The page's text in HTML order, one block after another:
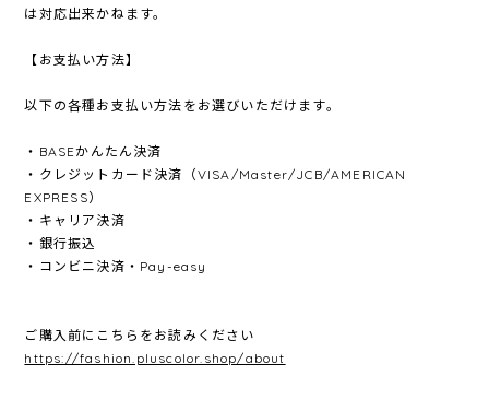
は対応出来かねます。
【お支払い方法】
以下の各種お支払い方法をお選びいただけます。
・BASEかんたん決済
・クレジットカード決済（VISA/Master/JCB/AMERICAN
EXPRESS）
・キャリア決済
・銀行振込
・コンビニ決済・Pay-easy
ご購入前にこちらをお読みください
https://fashion.pluscolor.shop/about